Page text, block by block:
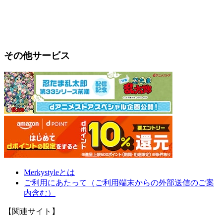
その他サービス
Merkystyleとは
ご利用にあたって（ご利用端末からの外部送信のご案
内含む）
【関連サイト】